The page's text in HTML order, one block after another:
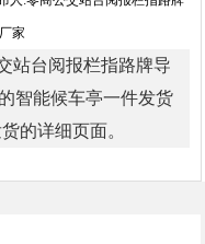
家
站台阅报栏指路牌导
智能候车亭一件发货
的详细页面。